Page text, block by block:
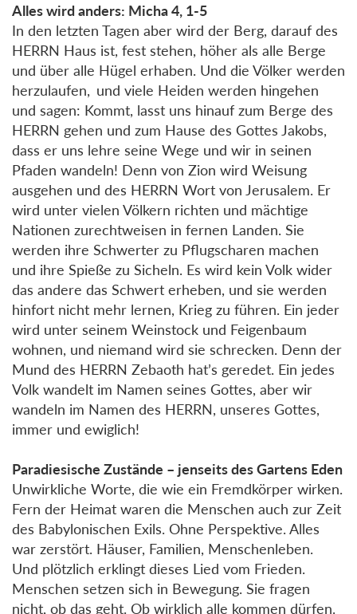
Alles wird anders: Micha 4, 1-5
In den letzten Tagen aber wird der Berg, darauf des
HERRN Haus ist, fest stehen, höher als alle Berge
und über alle Hügel erhaben. Und die Völker werden
herzulaufen, und viele Heiden werden hingehen
und sagen: Kommt, lasst uns hinauf zum Berge des
HERRN gehen und zum Hause des Gottes Jakobs,
dass er uns lehre seine Wege und wir in seinen
Pfaden wandeln! Denn von Zion wird Weisung
ausgehen und des HERRN Wort von Jerusalem. Er
wird unter vielen Völkern richten und mächtige
Nationen zurechtweisen in fernen Landen. Sie
werden ihre Schwerter zu Pflugscharen machen
und ihre Spieße zu Sicheln. Es wird kein Volk wider
das andere das Schwert erheben, und sie werden
hinfort nicht mehr lernen, Krieg zu führen. Ein jeder
wird unter seinem Weinstock und Feigenbaum
wohnen, und niemand wird sie schrecken. Denn der
Mund des HERRN Zebaoth hat’s geredet. Ein jedes
Volk wandelt im Namen seines Gottes, aber wir
wandeln im Namen des HERRN, unseres Gottes,
immer und ewiglich!
Paradiesische Zustände – jenseits des Gartens Eden
Unwirkliche Worte, die wie ein Fremdkörper wirken.
Fern der Heimat waren die Menschen auch zur Zeit
des Babylonischen Exils. Ohne Perspektive. Alles
war zerstört. Häuser, Familien, Menschenleben.
Und plötzlich erklingt dieses Lied vom Frieden.
Menschen setzen sich in Bewegung. Sie fragen
nicht, ob das geht. Ob wirklich alle kommen dürfen.